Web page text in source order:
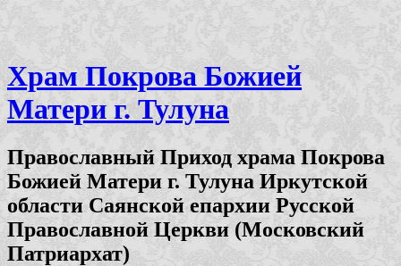
Храм Покрова Божией
Матери г. Тулуна
Православный Приход храма Покрова
Божией Матери г. Тулуна Иркутской
области Саянской епархии Русской
Православной Церкви (Московский
Патриархат)